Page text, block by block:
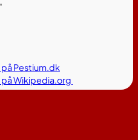
"
på Pestium.dk
på Wikipedia.org